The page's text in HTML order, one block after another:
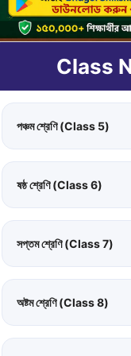
Class
পঞ্চম শ্রেণি (Class 5)
ষষ্ঠ শ্রেণি (Class 6)
সপ্তম শ্রেণি (Class 7)
অষ্টম শ্রেণি (Class 8)